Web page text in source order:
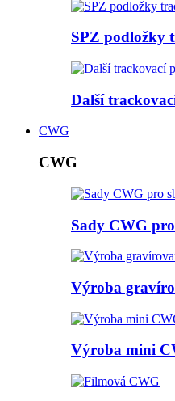
SPZ podložky
Další
CWG
CWG
Sady CWG
Výroba
Výroba mini